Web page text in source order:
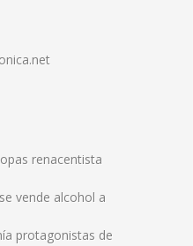
renacentista
vende alcohol a
protagonistas de